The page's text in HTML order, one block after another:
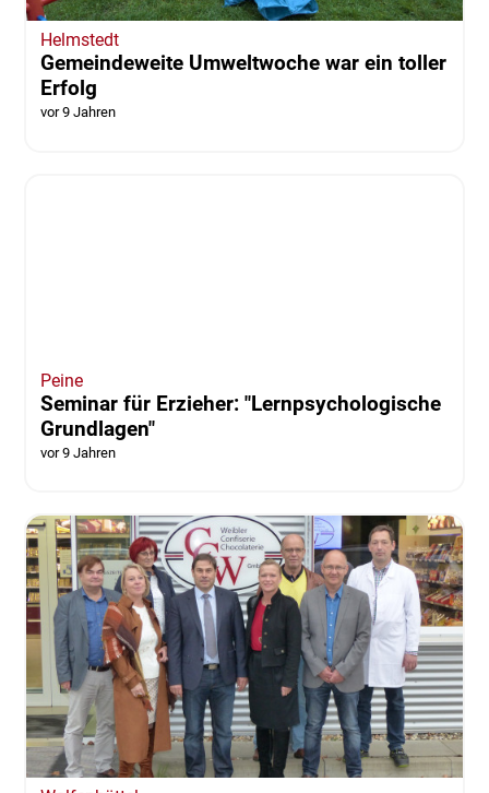
Helmstedt
Gemeindeweite Umweltwoche war ein toller
Erfolg
vor 9 Jahren
Peine
vor 9 Jahren